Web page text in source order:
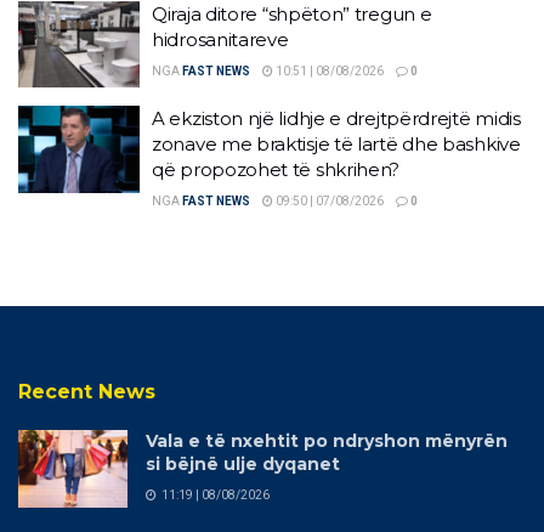
Qiraja ditore “shpëton” tregun e
hidrosanitareve
NGA FAST NEWS 10:51 | 08/08/2026 0
A ekziston një lidhje e drejtpërdrejtë midis
zonave me braktisje të lartë dhe bashkive
që propozohet të shkrihen?
NGA FAST NEWS 09:50 | 07/08/2026 0
Recent News
Vala e të nxehtit po ndryshon mënyrën
si bëjnë ulje dyqanet
11:19 | 08/08/2026